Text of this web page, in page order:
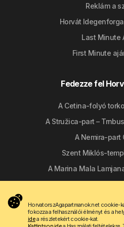
Reklám a
Horvát
Last Minute
First Minute
Fedezze fel
A Cetina-folyó
A Stružica-part –
A Nemira-part
Szent Miklós-
A Marina Mala
HorvatorszAgapartmanok.net cookie-
fokozza a felhasználói élményt és a
idea részletekért cookie-kat.